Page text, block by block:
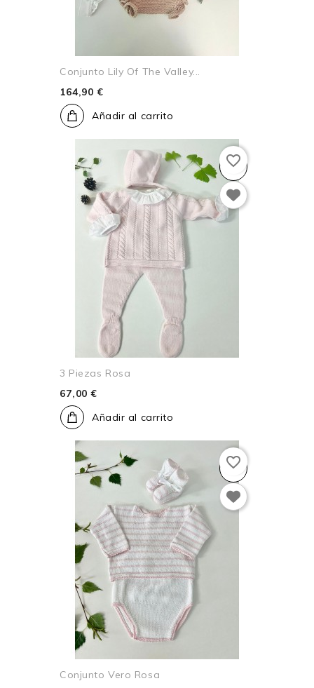
Conjunto Lily Of The Valley...
164,90 €
Añadir al carrito
3 Piezas Rosa
67,00 €
Añadir al carrito
favorite_border
Conjunto Vero Rosa
favorite_border